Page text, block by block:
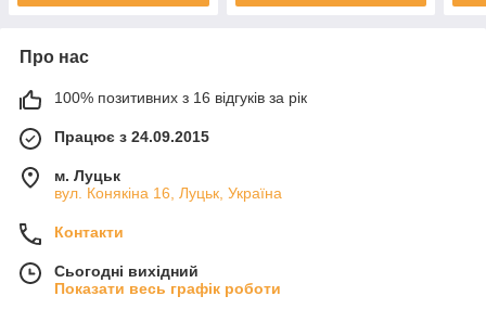
Про нас
100% позитивних з 16 відгуків за рік
Працює з 24.09.2015
м. Луцьк
вул. Конякіна 16, Луцьк, Україна
Контакти
Сьогодні вихідний
Показати весь графік роботи